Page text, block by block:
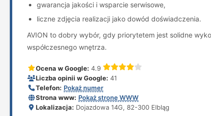
gwarancja jakości i wsparcie serwisowe,
liczne zdjęcia realizacji jako dowód doświadczenia.
AVION to dobry wybór, gdy priorytetem jest solidne
współczesnego wnętrza.
Ocena w Google: 4.9
Liczba opinii w Google: 41
Telefon: Pokaż numer
Strona www: Pokaż stronę WWW
Lokalizacja: Dojazdowa 14G, 82-300 Elbląg